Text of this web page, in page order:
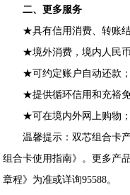
二、更多服务
★具有信用消费、转账结
★境外消费，境内人民币
★可约定账户自动还款
★提供循环信用和充裕免
★可在境内外网上购物
温馨提示：双芯组合卡产
组合卡使用指南》。更多产
章程》为准或详询95588。